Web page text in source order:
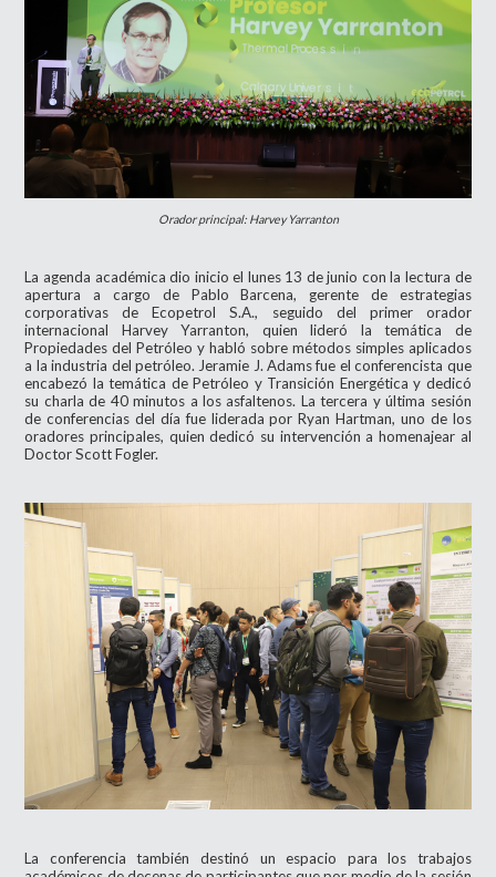
Orador principal: Harvey Yarranton
La agenda académica dio inicio el lunes 13 de junio con la lectura de
apertura a cargo de Pablo Barcena, gerente de estrategias
corporativas de Ecopetrol S.A., seguido del primer orador
internacional Harvey Yarranton, quien lideró la temática de
Propiedades del Petróleo y habló sobre métodos simples aplicados
a la industria del petróleo. Jeramie J. Adams fue el conferencista que
encabezó la temática de Petróleo y Transición Energética y dedicó
su charla de 40 minutos a los asfaltenos. La tercera y última sesión
de conferencias del día fue liderada por Ryan Hartman, uno de los
oradores principales, quien dedicó su intervención a homenajear al
Doctor Scott Fogler.
La conferencia también destinó un espacio para los trabajos